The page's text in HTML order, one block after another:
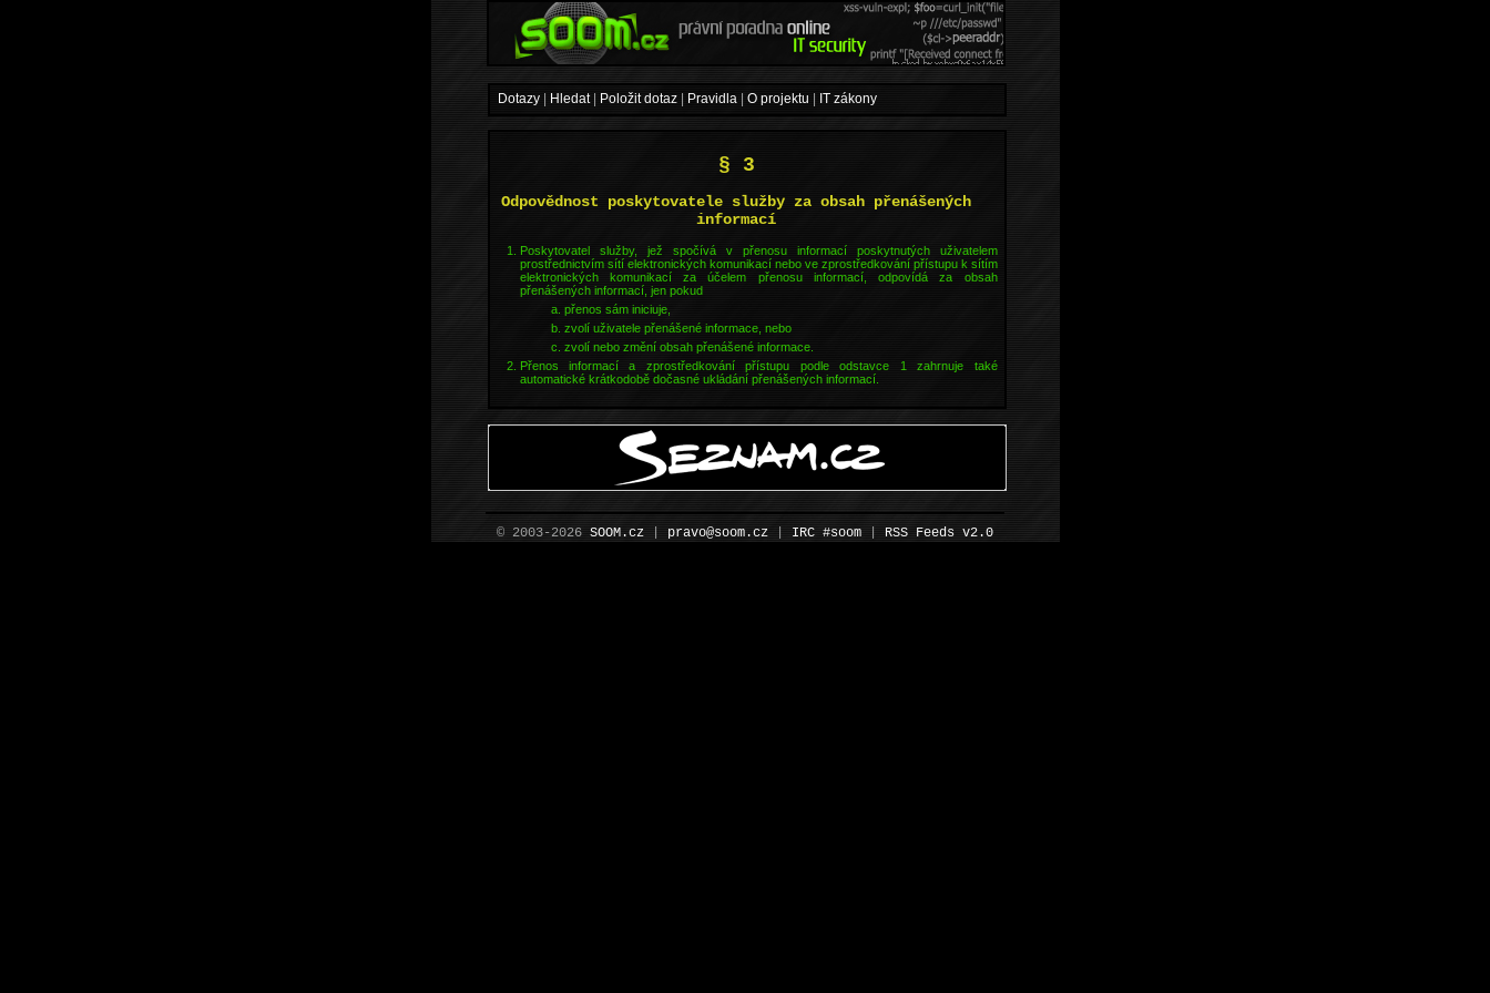
Dotazy Hledat Položit dotaz Pravidla O projektu IT zákony
§ 3
Odpovědnost poskytovatele služby za obsah přenášených
informací
Poskytovatel služby, jež spočívá v přenosu informací poskytnutých uživatelem
prostřednictvím sítí elektronických komunikací nebo ve zprostředkování přístupu k sítím
elektronických komunikací za účelem přenosu informací, odpovídá za obsah
přenášených informací, jen pokud
přenos sám iniciuje,
zvolí uživatele přenášené informace, nebo
zvolí nebo změní obsah přenášené informace.
Přenos informací a zprostředkování přístupu podle odstavce 1 zahrnuje také
automatické krátkodobě dočasné ukládání přenášených informací.
© 2003-2026 SOOM.cz pravo@soom.cz IRC #soom RSS Feeds v2.0